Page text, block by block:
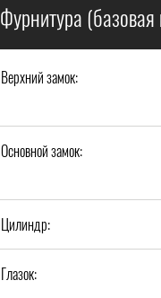
Фурнитура
Верхний замок:
Основной замок:
Цилиндр:
Глазок: